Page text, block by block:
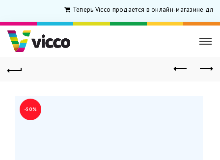
Теперь Vicco продается в онлайн-магазине для
-50%